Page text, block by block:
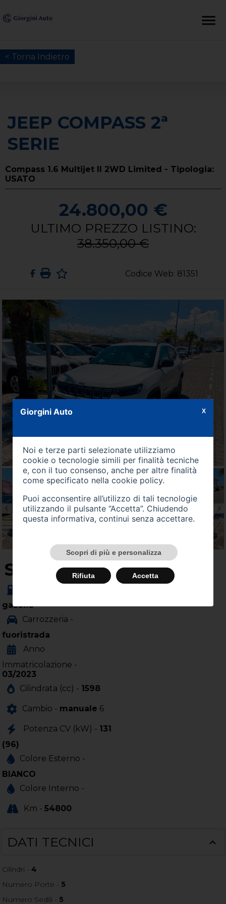
< Torna Indietro
Codice Web: 81351
JEEP COMPASS 2ª
SERIE
Compass 1.6 Multijet II 2WD Limited - Tipologia:
USATO
24.800,00 €
ULTIMO PREZZO LISTINO:
38.350,00 €
SU QUEST'AUTO
gasolio
Carrozzeria -
fuoristrada
Anno
Immatricolazione -
03/2023
Cilindrata (cc) - 1598
Cambio - manuale 6
Potenza CV (kW) - 131
(96)
Colore Esterno -
BIANCO
Colore Interno -
Km -54800
DATI TECNICI
Cilindri -4
Numero Porte - 5
Numero Sedili - 5
Giorgini Auto
Noi e terze parti selezionate utilizziamo
cookie o tecnologie simili per finalità tecniche
e, con il tuo consenso, anche per altre finalità
come specificato nella cookie policy.
Puoi acconsentire all’utilizzo di tali tecnologie
utilizzando il pulsante “Accetta”. Chiudendo
questa informativa, continui senza accettare.
Scopri di più e personalizza
Rifiuta Accetta
X